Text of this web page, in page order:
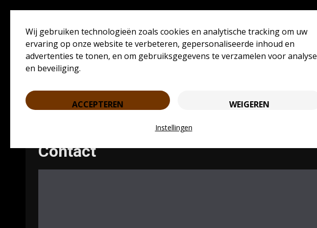
naar
de
inhoudLoodgieter Amsterdam
My WordPress Blog
Home Over Ons Blogs Contact
Contact
Wij gebruiken technologieën zoals cookies en analytische tracking om uw
ervaring op onze website te verbeteren, gepersonaliseerde inhoud en
advertenties te tonen, en om gebruiksgegevens te verzamelen voor analyse
en beveiliging.
ACCEPTEREN WEIGEREN
Instellingen